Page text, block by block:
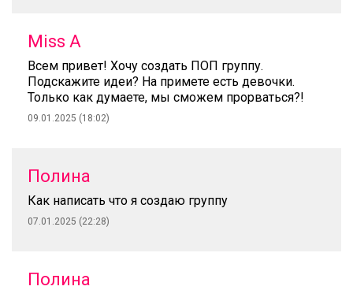
Miss A
Всем привет! Хочу создать ПОП группу.
Подскажите идеи? На примете есть девочки.
Только как думаете, мы сможем прорваться?!
09.01.2025 (18:02)
Полина
Как написать что я создаю группу
07.01.2025 (22:28)
Полина